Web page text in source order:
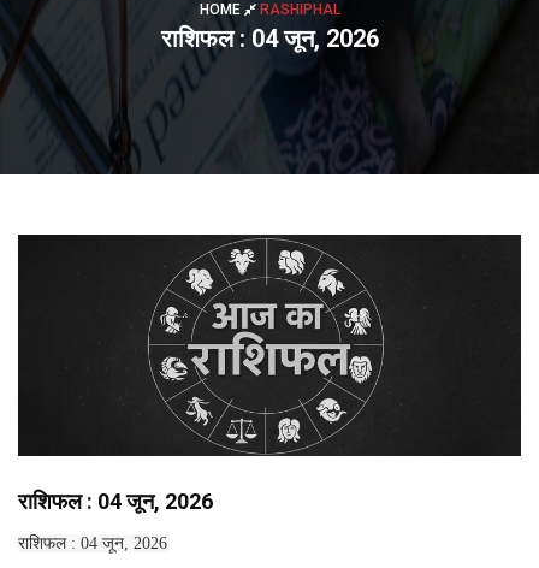
HOME RASHIPHAL
राशिफल : 04 जून, 2026
राशिफल : 04 जून, 2026
राशिफल : 04 जून, 2026